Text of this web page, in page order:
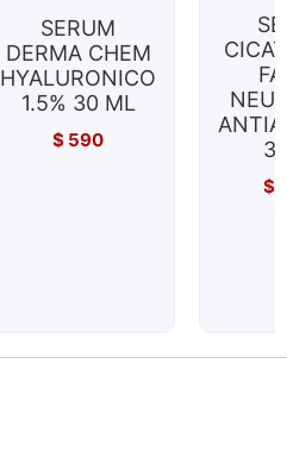
SERUM
DERMA CHEM
HYALURONICO
1.5% 30 ML
$ 590
$